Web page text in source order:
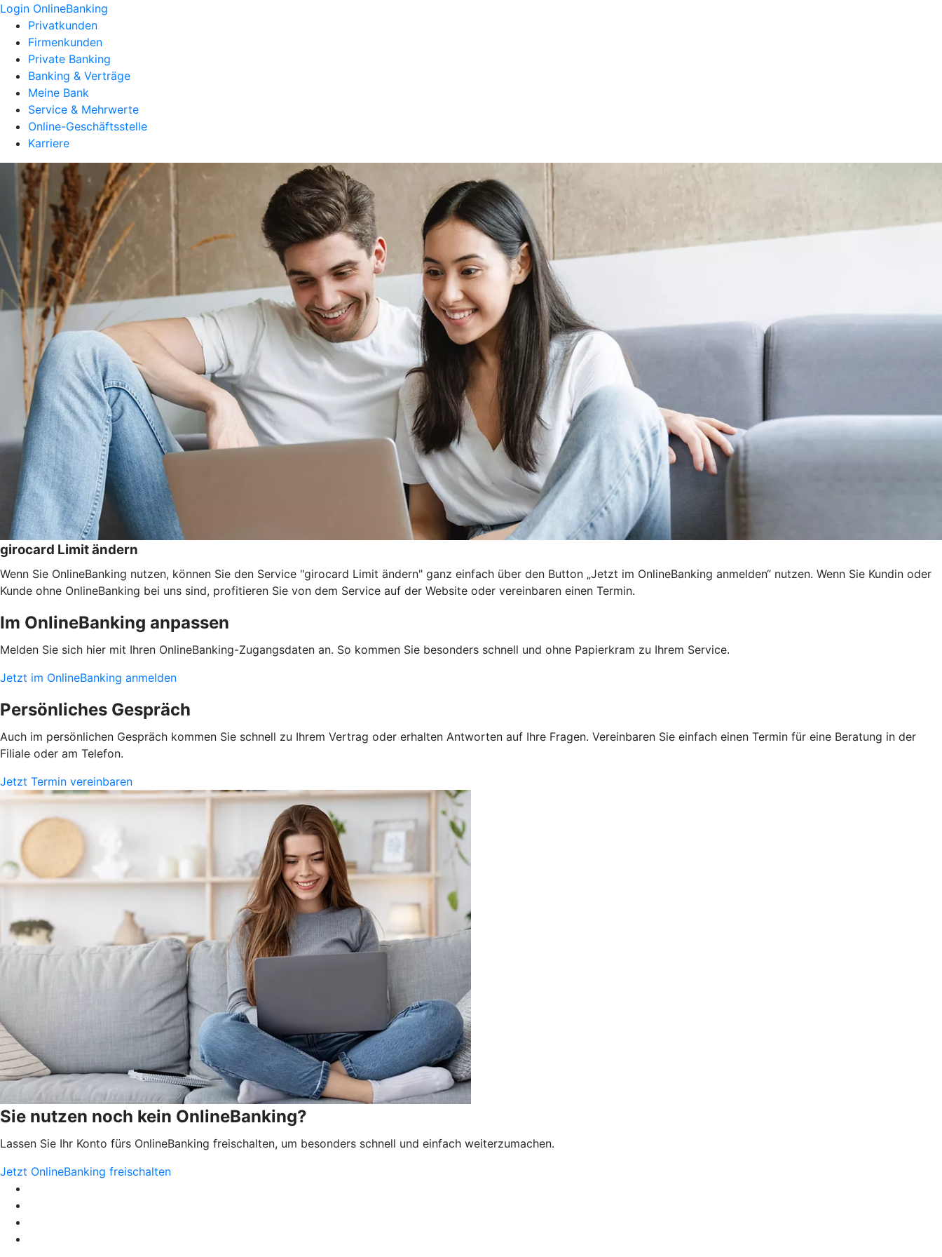
Login OnlineBanking
Privatkunden
Firmenkunden
Private Banking
Banking & Verträge
Meine Bank
Service & Mehrwerte
Online-Geschäftsstelle
Karriere
girocard Limit ändern
Wenn Sie OnlineBanking nutzen, können Sie den Service "girocard Limit ändern" ganz einfach über den Button „Jetzt im OnlineBanking anmelden“ nutzen. Wenn Sie Kundin oder
Kunde ohne OnlineBanking bei uns sind, profitieren Sie von dem Service auf der Website oder vereinbaren einen Termin.
Im OnlineBanking anpassen
Melden Sie sich hier mit Ihren OnlineBanking-Zugangsdaten an. So kommen Sie besonders schnell und ohne Papierkram zu Ihrem Service.
Jetzt im OnlineBanking anmelden
Persönliches Gespräch
Auch im persönlichen Gespräch kommen Sie schnell zu Ihrem Vertrag oder erhalten Antworten auf Ihre Fragen. Vereinbaren Sie einfach einen Termin für eine Beratung in der
Filiale oder am Telefon.
Jetzt Termin vereinbaren
Sie nutzen noch kein OnlineBanking?
Lassen Sie Ihr Konto fürs OnlineBanking freischalten, um besonders schnell und einfach weiterzumachen.
Jetzt OnlineBanking freischalten